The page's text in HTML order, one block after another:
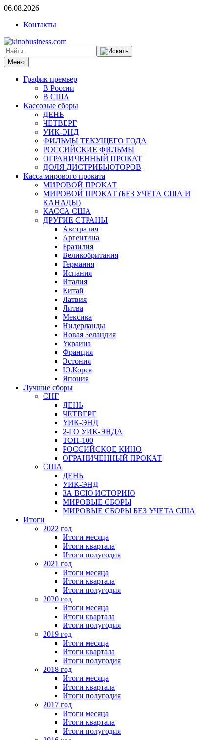
06.08.2026
Контакты
Меню
График премьер
В России
В США
Кассовые сборы
ДЕНЬ
ЧЕТВЕРГ
УИК-ЭНД
ФИЛЬМЫ ТЕКУЩЕГО ГОДА
РОССИЙСКИЕ ФИЛЬМЫ
ОГРАНИЧЕННЫЙ ПРОКАТ
ДОЛЯ ДИСТРИБЬЮТОРОВ
Касса мирового проката
МИРОВОЙ ПРОКАТ
МИРОВОЙ ПРОКАТ (БЕЗ УЧЕТА США И
КАНАДЫ)
КАССА США
ДРУГИЕ СТРАНЫ
Австралия
Аргентина
Бразилия
Великобритания
Германия
Испания
Италия
Китай
Латвия
Литва
Мексика
Нидерланды
Новая Зеландия
Украина
Франция
Эстония
Ю.Корея
Япония
Лучшие сборы
СНГ
ДЕНЬ
ЧЕТВЕРГ
УИК-ЭНД
2-ГО УИК-ЭНДА
ТОП-100
РОССИЙСКОЕ КИНО
ОГРАНИЧЕННЫЙ ПРОКАТ
США
ДЕНЬ
УИК-ЭНД
ЗА ВСЮ ИСТОРИЮ
МИРОВЫЕ СБОРЫ
МИРОВЫЕ СБОРЫ БЕЗ УЧЕТА США
Итоги
2022 год
Итоги месяца
Итоги квартала
Итоги полугодия
2021 год
Итоги месяца
Итоги квартала
Итоги полугодия
2020 год
Итоги месяца
Итоги квартала
Итоги полугодия
2019 год
Итоги месяца
Итоги квартала
Итоги полугодия
2018 год
Итоги месяца
Итоги квартала
Итоги полугодия
2017 год
Итоги месяца
Итоги квартала
Итоги полугодия